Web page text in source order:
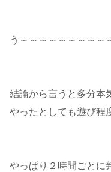
う～～～～～～～～～
結論から言うと多分本
やったとしても遊び程
やっぱり２時間ごとに